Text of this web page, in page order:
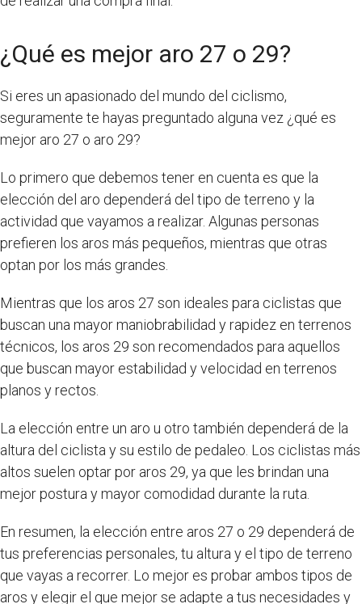
¿Qué es mejor aro 27 o 29?
Si eres un apasionado del mundo del ciclismo,
seguramente te hayas preguntado alguna vez ¿qué es
mejor aro 27 o aro 29?
Lo primero que debemos tener en cuenta es que la
elección del aro dependerá del tipo de terreno y la
actividad que vayamos a realizar. Algunas personas
prefieren los aros más pequeños, mientras que otras
optan por los más grandes.
Mientras que los aros 27 son ideales para ciclistas que
buscan una mayor maniobrabilidad y rapidez en terrenos
técnicos, los aros 29 son recomendados para aquellos
que buscan mayor estabilidad y velocidad en terrenos
planos y rectos.
La elección entre un aro u otro también dependerá de la
altura del ciclista y su estilo de pedaleo. Los ciclistas más
altos suelen optar por aros 29, ya que les brindan una
mejor postura y mayor comodidad durante la ruta.
En resumen, la elección entre aros 27 o 29 dependerá de
tus preferencias personales, tu altura y el tipo de terreno
que vayas a recorrer. Lo mejor es probar ambos tipos de
aros y elegir el que mejor se adapte a tus necesidades y